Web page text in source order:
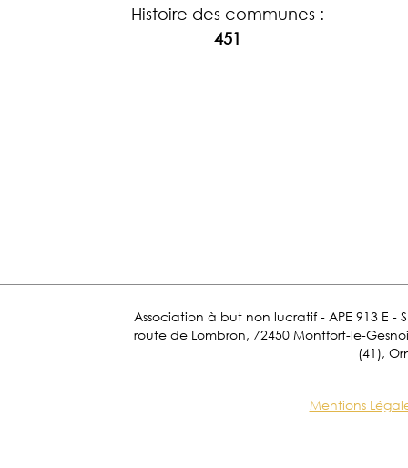
Histoire des communes :
451
Association à but non lucratif - APE 913 E -
route de Lombron, 72450 Montfort-le-
(41),
Mentions